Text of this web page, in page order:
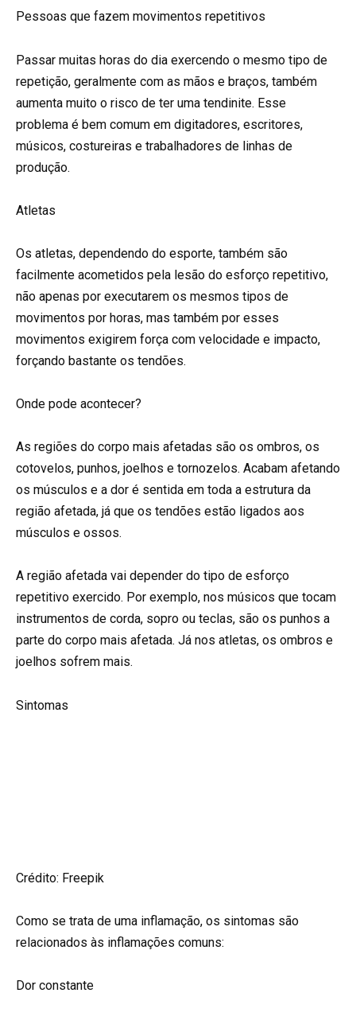
Pessoas que fazem movimentos repetitivos
Passar muitas horas do dia exercendo o mesmo tipo de
repetição, geralmente com as mãos e braços, também
aumenta muito o risco de ter uma tendinite. Esse
problema é bem comum em digitadores, escritores,
músicos, costureiras e trabalhadores de linhas de
produção.
Atletas
Os atletas, dependendo do esporte, também são
facilmente acometidos pela lesão do esforço repetitivo,
não apenas por executarem os mesmos tipos de
movimentos por horas, mas também por esses
movimentos exigirem força com velocidade e impacto,
forçando bastante os tendões.
Onde pode acontecer?
As regiões do corpo mais afetadas são os ombros, os
cotovelos, punhos, joelhos e tornozelos. Acabam afetando
os músculos e a dor é sentida em toda a estrutura da
região afetada, já que os tendões estão ligados aos
músculos e ossos.
A região afetada vai depender do tipo de esforço
repetitivo exercido. Por exemplo, nos músicos que tocam
instrumentos de corda, sopro ou teclas, são os punhos a
parte do corpo mais afetada. Já nos atletas, os ombros e
joelhos sofrem mais.
Sintomas
Crédito: Freepik
Como se trata de uma inflamação, os sintomas são
relacionados às inflamações comuns:
Dor constante